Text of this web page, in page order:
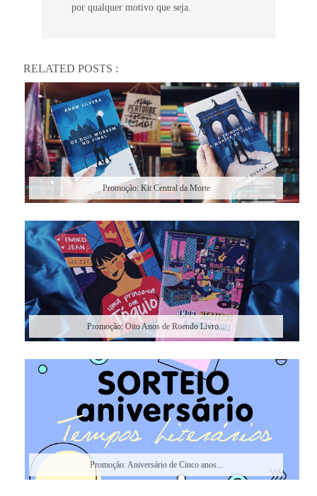
por qualquer motivo que seja.
RELATED POSTS :
Promoção: Kit Central da Morte
Promoção: Oito Anos de Roendo Livro...
Promoção: Aniversário de Cinco anos...